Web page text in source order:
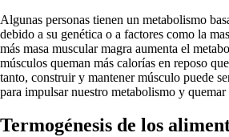
Algunas personas tienen un metabolismo
debido a su genética o a factores como la
más masa muscular magra aumenta el
músculos queman más calorías en reposo
tanto, construir y mantener músculo puede
para impulsar nuestro metabolismo y quemar
Termogénesis de los